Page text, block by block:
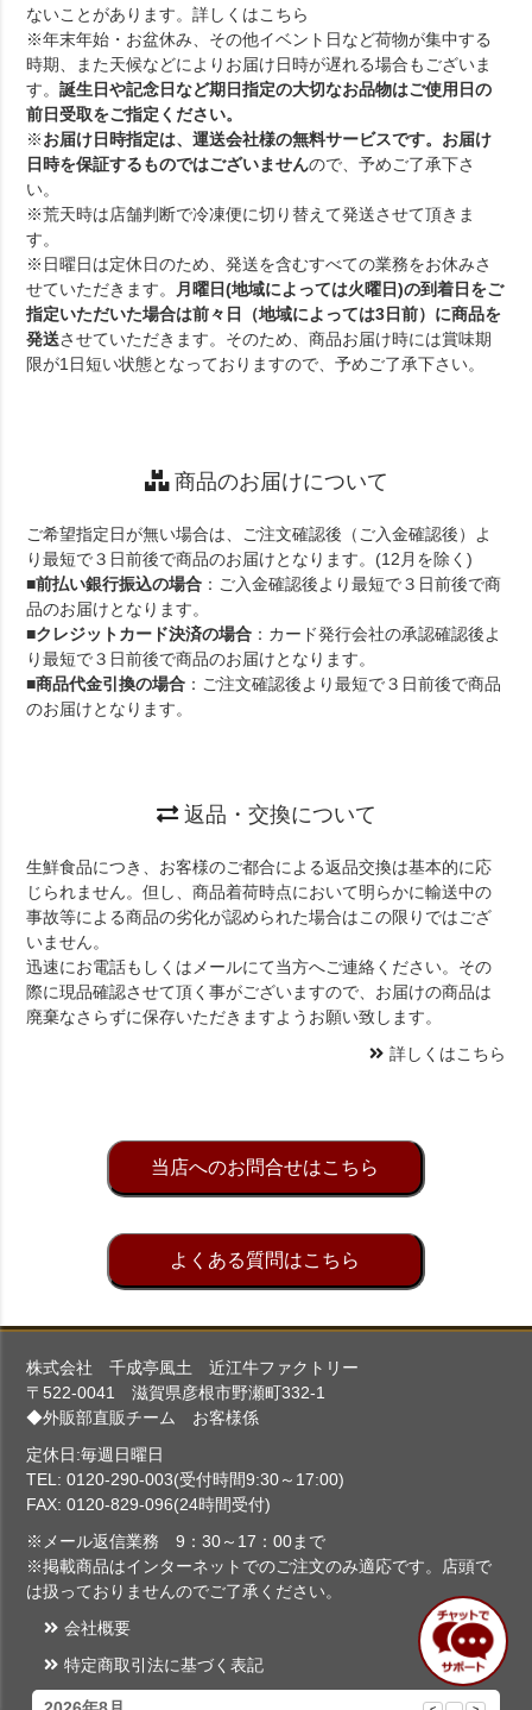
ないことがあります。詳しくはこちら
※年末年始・お盆休み、その他イベント日など荷物が集中する
時期、また天候などによりお届け日時が遅れる場合もございま
す。誕生日や記念日など期日指定の大切なお品物はご使用日の
前日受取をご指定ください。
※お届け日時指定は、運送会社様の無料サービスです。お届け
日時を保証するものではございませんので、予めご了承下さ
い。
※荒天時は店舗判断で冷凍便に切り替えて発送させて頂きま
す。
※日曜日は定休日のため、発送を含むすべての業務をお休みさ
せていただきます。
月曜日(地域によっては火曜日)の到着日をご
指定いただいた場合は前々日（地域によっては3日前）に商品を
発送させていただきます。そのため、商品お届け時には賞味期
限が1日短い状態となっておりますので、予めご了承下さい。
商品のお届けについて
ご希望指定日が無い場合は、ご注文確認後（ご入金確認後）よ
り最短で３日前後で商品のお届けとなります。(12月を除く)
■前払い銀行振込の場合 ：ご入金確認後より最短で３日前後で商
品のお届けとなります。
■クレジットカード決済の場合 ：カード発行会社の承認確認後よ
り最短で３日前後で商品のお届けとなります。
■商品代金引換の場合 ：ご注文確認後より最短で３日前後で商品
のお届けとなります。
返品・交換について
生鮮食品につき、お客様のご都合による返品交換は基本的に応
じられません。但し、商品着荷時点において明らかに輸送中の
事故等による商品の劣化が認められた場合はこの限りではござ
いません。
迅速にお電話もしくはメールにて当方へご連絡ください。その
際に現品確認させて頂く事がございますので、お届けの商品は
廃棄なさらずに保存いただきますようお願い致します。
詳しくはこちら
当店へのお問合せはこちら
よくある質問はこちら
株式会社 千成亭風土 近江牛ファクトリー
〒522-0041 滋賀県彦根市野瀬町332-1
◆外販部直販チーム お客様係
定休日:毎週日曜日
TEL: 0120-290-003(受付時間9:30～17:00)
FAX: 0120-829-096(24時間受付)
※メール返信業務 9：30～17：00まで
※掲載商品はインターネットでのご注文のみ適応です。店頭で
は扱っておりませんのでご了承ください。
会社概要
特定商取引法に基づく表記